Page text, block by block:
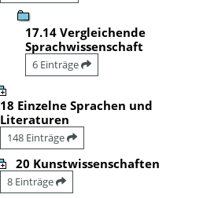
17.14 Vergleichende
Sprachwissenschaft
6 Einträge
18 Einzelne Sprachen und
Literaturen
148 Einträge
20 Kunstwissenschaften
8 Einträge